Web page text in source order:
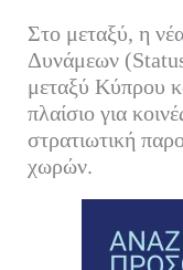
Στο μεταξύ, η
Δυνάμεων
μεταξύ Κύπρου
πλαίσιο για
στρατιωτική
χωρών.